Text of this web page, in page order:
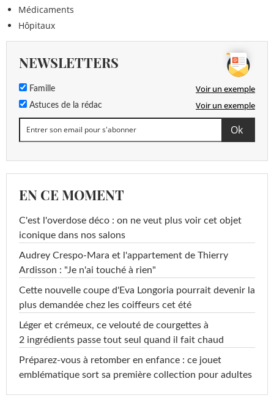
Médicaments
Hôpitaux
NEWSLETTERS
Famille Voir un exemple
Astuces de la rédac Voir un exemple
EN CE MOMENT
C'est l'overdose déco : on ne veut plus voir cet objet
iconique dans nos salons
Audrey Crespo-Mara et l'appartement de Thierry
Ardisson : "Je n'ai touché à rien"
Cette nouvelle coupe d'Eva Longoria pourrait devenir la
plus demandée chez les coiffeurs cet été
Léger et crémeux, ce velouté de courgettes à
2 ingrédients passe tout seul quand il fait chaud
Préparez-vous à retomber en enfance : ce jouet
emblématique sort sa première collection pour adultes